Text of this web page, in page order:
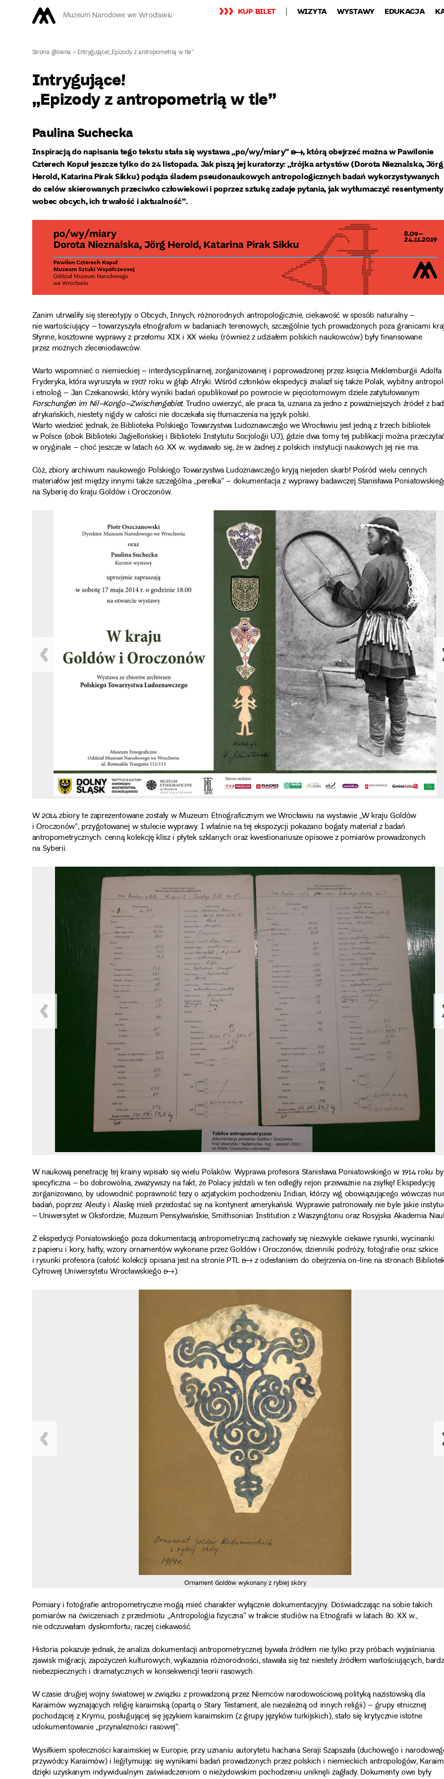
Muzeum Narodowe we Wrocławiu KUP BILET WIZYTA WYSTAWY EDUKACJA
Strona główna>Intrygujące!„Epizody z antropometrią w tle”
Intrygujące!
„Epizody z antropometrią w tle”
Paulina Suchecka
Inspiracją do napisania tego tekstu stała się wystawa„po/wy/miary” ➸, którą obejrzeć można w Pawilonie
Czterech Kopuł jeszcze tylko do 24 listopada. Jak piszą jej kuratorzy: „trójka artystów (Dorota Nieznalska, Jörg
Herold, Katarina Pirak Sikku) podąża śladem pseudonaukowych antropologicznych badań wykorzystywanych
do celów skierowanych przeciwko człowiekowi i poprzez sztukę zadaje pytania, jak wytłumaczyć resentymenty
wobec obcych, ich trwałość i aktualność”.
Zanim utrwaliły się stereotypy o Obcych, Innych, różnorodnych antropologicznie, ciekawość w sposób naturalny –
nie wartościujący – towarzyszyła etnografom w badaniach terenowych, szczególnie tych prowadzonych poza granicami
Słynne, kosztowne wyprawy z przełomu XIX i XX wieku (również z udziałem polskich naukowców) były finansowane
przez możnych zleceniodawców.
Warto wspomnieć o niemieckiej – interdyscyplinarnej, zorganizowanej i poprowadzonej przez księcia Meklemburgii Adolfa
Fryderyka, która wyruszyła w 1907 roku w głąb Afryki. Wśród członków ekspedycji znalazł się także Polak, wybitny
i etnolog – Jan Czekanowski, który wyniki badań opublikował po powrocie w pięciotomowym dziele zatytułowanym
Forschungen im Nil–Kongo–Zwischengebiet. Trudno uwierzyć, ale praca ta, uznana za jedno z poważniejszych źródeł z
afrykańskich, niestety nigdy w całości nie doczekała się tłumaczenia na język polski.
Warto wiedzieć jednak, że Biblioteka Polskiego Towarzystwa Ludoznawczego we Wrocławiu jest jedną z trzech bibliotek
w Polsce (obok Biblioteki Jagiellońskiej i Biblioteki Instytutu Socjologii UJ), gdzie dwa tomy tej publikacji można
w oryginale – choć jeszcze w latach 60. XX w. wydawało się, że w żadnej z polskich instytucji naukowych jej nie ma.
Cóż, zbiory archiwum naukowego Polskiego Towarzystwa Ludoznawczego kryją niejeden skarb! Pośród wielu cennych
materiałów jest między innymi także szczególna „perełka” – dokumentacja z wyprawy badawczej Stanisława
na Syberię do kraju Goldów i Oroczonów.
W 2014 zbiory te zaprezentowane zostały w Muzeum Etnograficznym we Wrocławiu na wystawie „W kraju Goldów
i Oroczonów”, przygotowanej w stulecie wyprawy. I właśnie na tej ekspozycji pokazano bogaty materiał z badań
antropometrycznych: cenną kolekcję klisz i płytek szklanych oraz kwestionariusze opisowe z pomiarów prowadzonych
na Syberii.
W naukową penetrację tej krainy wpisało się wielu Polaków. Wyprawa profesora Stanisława Poniatowskiego w 1914 roku
specyficzna – bo dobrowolna, zważywszy na fakt, że Polacy jeździli w ten odległy rejon przeważnie na zsyłkę! Ekspedycję
zorganizowano, by udowodnić poprawność tezy o azjatyckim pochodzeniu Indian, którzy wg obowiązującego wówczas
badań, poprzez Aleuty i Alaskę mieli przedostać się na kontynent amerykański. Wyprawie patronowały nie byle jakie
– Uniwersytet w Oksfordzie, Muzeum Pensylwańskie, Smithsonian Institution z Waszyngtonu oraz Rosyjska Akademia
Z ekspedycji Poniatowskiego poza dokumentacją antropometryczną zachowały się niezwykle ciekawe rysunki, wycinanki
z papieru i kory, hafty, wzory ornamentów wykonane przez Goldów i Oroczonów, dzienniki podróży, fotografie oraz szkice
i rysunki profesora (całość kolekcji opisana jest na stroniePTL ➸z odesłaniem do obejrzenia on-line na stronach
Cyfrowej Uniwersytetu Wrocławskiego ➸).
Ornament Goldów wykonany z rybiej skóry
Pomiary i fotografie antropometryczne mogą mieć charakter wyłącznie dokumentacyjny. Doświadczając na sobie takich
pomiarów na ćwiczeniach z przedmiotu „Antropologia fizyczna” w trakcie studiów na Etnografii w latach 80. XX w.,
nie odczuwałam dyskomfortu; raczej ciekawość.
Historia pokazuje jednak, że analiza dokumentacji antropometrycznej bywała źródłem nie tylko przy próbach wyjaśniania
zjawisk migracji, zapożyczeń kulturowych, wykazania różnorodności, stawała się też niestety źródłem wartościujących,
niebezpiecznych i dramatycznych w konsekwencji teorii rasowych.
W czasie drugiej wojny światowej w związku z prowadzoną przez Niemców narodowościową polityką nazistowską dla
Karaimów wyznających religię karaimską (opartą o Stary Testament, ale niezależną od innych religii) – grupy etnicznej
pochodzącej z Krymu, posługującej się językiem karaimskim (z grupy języków turkijskich), stało się krytycznie istotne
udokumentowanie „przynależności rasowej”.
Wysiłkiem społeczności karaimskiej w Europie, przy uznaniu autorytetu hachana Seraji Szapszała (duchowego i
przywódcy Karaimów) i legitymując się wynikami badań prowadzonych przez polskich i niemieckich antropologów,
dzięki uzyskanym indywidualnym zaświadczeniom o nieżydowskim pochodzeniu uniknęli zagłady. Dokumenty owe były